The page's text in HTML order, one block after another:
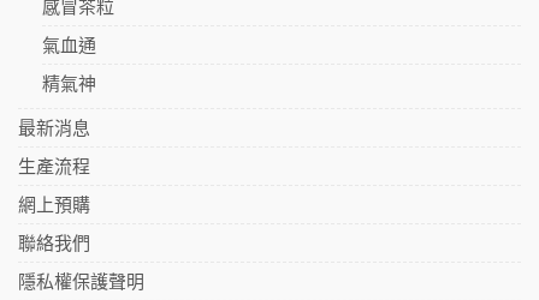
感冒茶粒
氣血通
精氣神
最新消息
生產流程
網上預購
聯絡我們
隱私權保護聲明